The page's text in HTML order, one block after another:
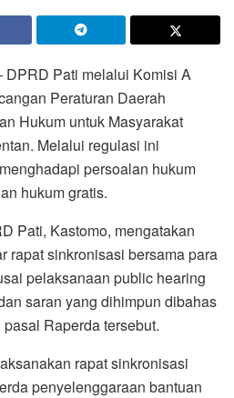
DPRD Pati melalui Komisi A
Peraturan Daerah
Hukum untuk Masyarakat
Melalui regulasi ini
persoalan hukum
hukum gratis.
Pati, Kastomo, mengatakan
rapat sinkronisasi bersama para
pelaksanaan public hearing
saran yang dihimpun dibahas
Raperda tersebut.
rapat sinkronisasi
penyelenggaraan bantuan